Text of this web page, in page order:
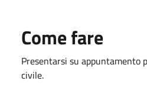
Come fare
Presentarsi su appuntamento
civile.